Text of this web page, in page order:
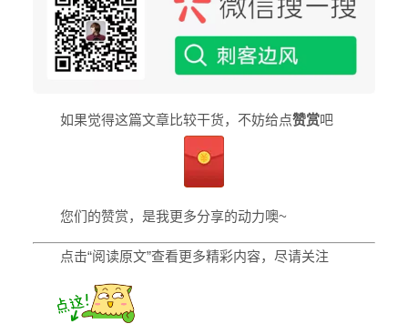
如果觉得这篇文章比较干货，不妨给点赞赏吧
您们的赞赏，是我更多分享的动力噢~
点击“阅读原文”查看更多精彩内容，尽请关注